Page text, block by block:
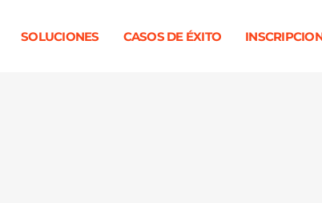
SOLUCIONES CASOS DE ÉXITO